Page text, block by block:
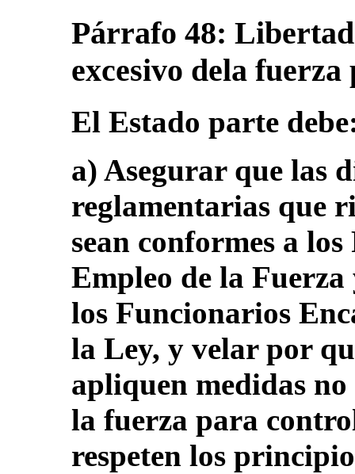
Párrafo 48:
excesivo dela fuerza
El Estado parte
a) Asegurar que las
reglamentarias que
sean conformes a
Empleo de la
los Funcionarios
la Ley, y velar por
apliquen medidas
la fuerza para
respeten los